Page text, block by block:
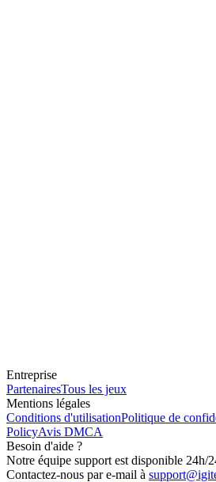
Entreprise
PartenairesTous les jeux
Mentions légales
Conditions d'utilisationPolitique de
PolicyAvis DMCA
Besoin d'aide ?
Notre équipe support est disponible 24h/
Contactez-nous par e-mail à